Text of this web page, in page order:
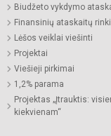
Biudžeto vykdymo
Finansinių ataskaitų
Lėšos veiklai viešinti
Projektai
Viešieji pirkimai
1,2% parama
Projektas „Įtrauktis:
kiekvienam“